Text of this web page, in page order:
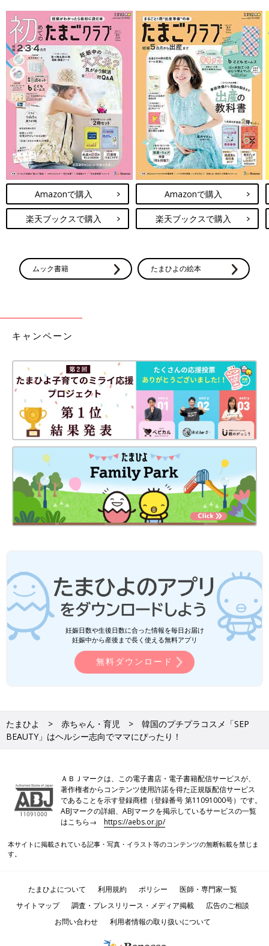
Amazonで購入
楽天ブックスで購入
Amazonで購入
楽天ブックスで購入
ムック書籍 たまひよの絵本
キャンペーン
妊娠日数や生後日数に合った情報を毎日お届け
妊娠中から産後まで長く使える無料アプリ
無料ダウンロード
たまひよ 赤ちゃん・育児
韓国のプチプラコスメ「SEP
BEAUTY」はヘルシー志向でママにぴったり！
ＡＢＪマークは、この電子書店・電子書籍配信サービスが、
著作権者からコンテンツ使用許諾を得た正規版配信サービス
であることを示す登録商標（登録番号 第11091000号）です。
ABJマークの詳細、ABJマークを掲示しているサービスの一覧
はこちら→https://aebs.or.jp/
本サイトに掲載されている記事・写真・イラスト等のコンテンツの無断転載を禁じま
す。
たまひよについて 利用規約 ポリシー
医師・専門家一覧
サイトマップ
調査・プレスリリース・メディア掲載
広告のご相談
お問い合わせ
利用者情報の取り扱いについて